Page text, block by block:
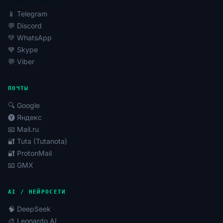
Информационные проекты:
лент, блогов, образовательных курсов.
Арбитраж трафика:
сторонние ресурсы через ссылки в сообщениях.
Автоматизация:
канала, позволяет обойти процесс регистрации и
первичной настройки, сразу переходя к
распространению контента. Это особенно
актуально для ведения мультиаккаунтинга и
запуска нескольких параллельных кампаний.
Особенности работы с приобретенными
учитывать их специфику. Каналы позволяют
📱 Telegram
💬 Discord
💚 WhatsApp
💙 Skype
💬 Viber
ПОЧТЫ
🔍 Google
🅨 Яндекс
📧 Mail.ru
🔐 Tuta (Tutanota)
🔐 ProtonMail
📧 GMX
AI / НЕЙРОСЕТИ
🧠 DeepSeek
🎨 Leonardo AI